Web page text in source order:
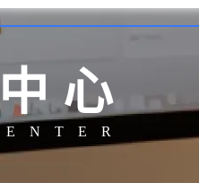
心